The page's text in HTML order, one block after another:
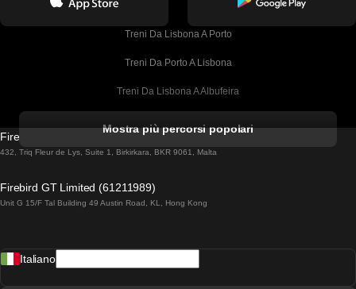
Treni Da Lisbona A Porto
Treni Da Porto A Lisbona
Treni Da Lisbona A Albufeira
Treni Da Lisbona A Lagos
Treni Da Lisbona A Madrid
Mostra più percorsi popolari
Firebird GT Limited (OC 1451)
432, Triq Fleur de Lys, Suite 1, Birkirkara, BKR 9061, Malta
Firebird GT Limited (61211989)
Unit G 15/F Tal Building 49 Austin Road, KL, Hong Kong
Italiano